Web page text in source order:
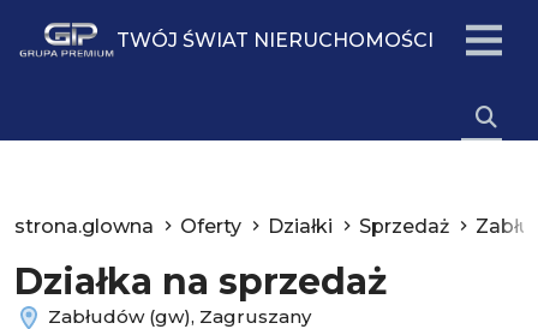
TWÓJ ŚWIAT NIERUCHOMOŚCI
strona.glowna Oferty Działki Sprzedaż
Działka na sprzedaż
Zabłudów (gw), Zagruszany